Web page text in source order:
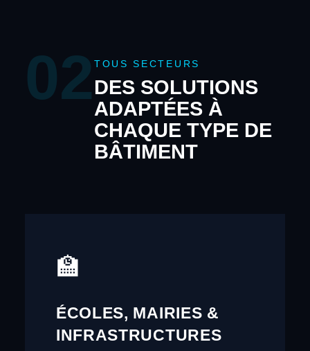
02 TOUS SECTEURS
DES SOLUTIONS
ADAPTÉES À
CHAQUE TYPE DE
BÂTIMENT
🏫
ÉCOLES, MAIRIES &
INFRASTRUCTURES